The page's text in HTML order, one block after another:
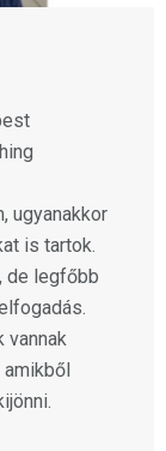
ugyanakkor
is tartok.
de legfőbb
vannak